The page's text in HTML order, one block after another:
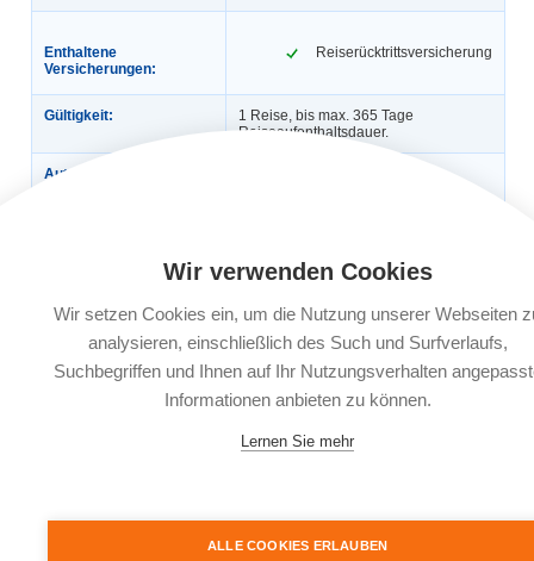
Enthaltene
Versicherungen:
Reiserücktrittsversicherung
Gültigkeit:
1 Reise, bis max. 365 Tage
Reiseaufenthaltsdauer.
Automatische
Reiseantritt am Buchungstag oder bis
spätestens 4 Tage nach
Leistungsträger:
Würzburger Versicherungs-AG,
Versicherungsbedingungen
Versicherungsprodukten (IPID)
Wir verwenden Cookies
Wir setzen Cookies ein, um die Nutzung unserer Webseiten
analysieren, einschließlich des Such und Surfverlaufs,
Suchbegriffen und Ihnen auf Ihr Nutzungsverhalten
Informationen anbieten zu können.
Lernen Sie mehr
ALLE COOKIES ERLAUBEN